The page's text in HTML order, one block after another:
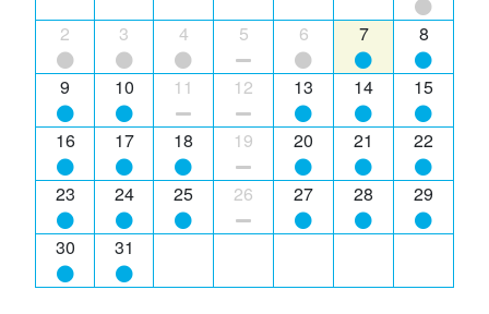
2 3 4 5 6 7 8
9 10 11 12 13 14 15
16 17 18 19 20 21 22
23 24 25 26 27 28 29
30 31